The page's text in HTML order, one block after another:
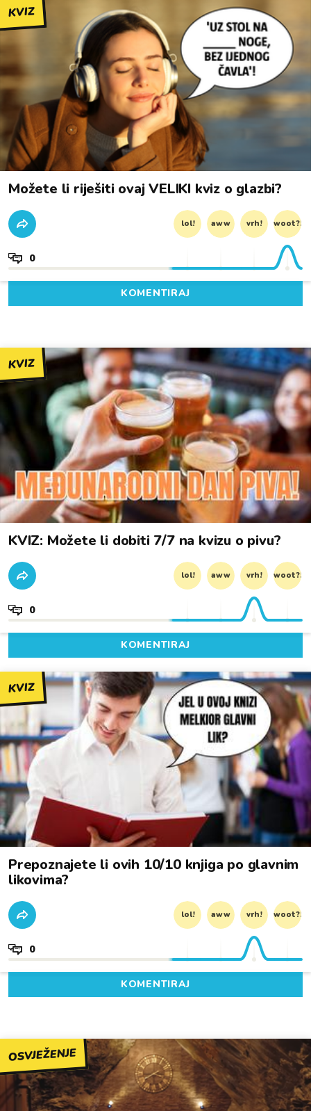
KVIZ
Možete li riješiti ovaj VELIKI kviz o glazbi?
lol! aww vrh! woot?!
0
KOMENTIRAJ
KVIZ
KVIZ: Možete li dobiti 7/7 na kvizu o pivu?
lol! aww vrh! woot?!
0
KOMENTIRAJ
KVIZ
Prepoznajete li ovih 10/10 knjiga po glavnim
likovima?
lol! aww vrh! woot?!
0
KOMENTIRAJ
OSVJEŽENJE